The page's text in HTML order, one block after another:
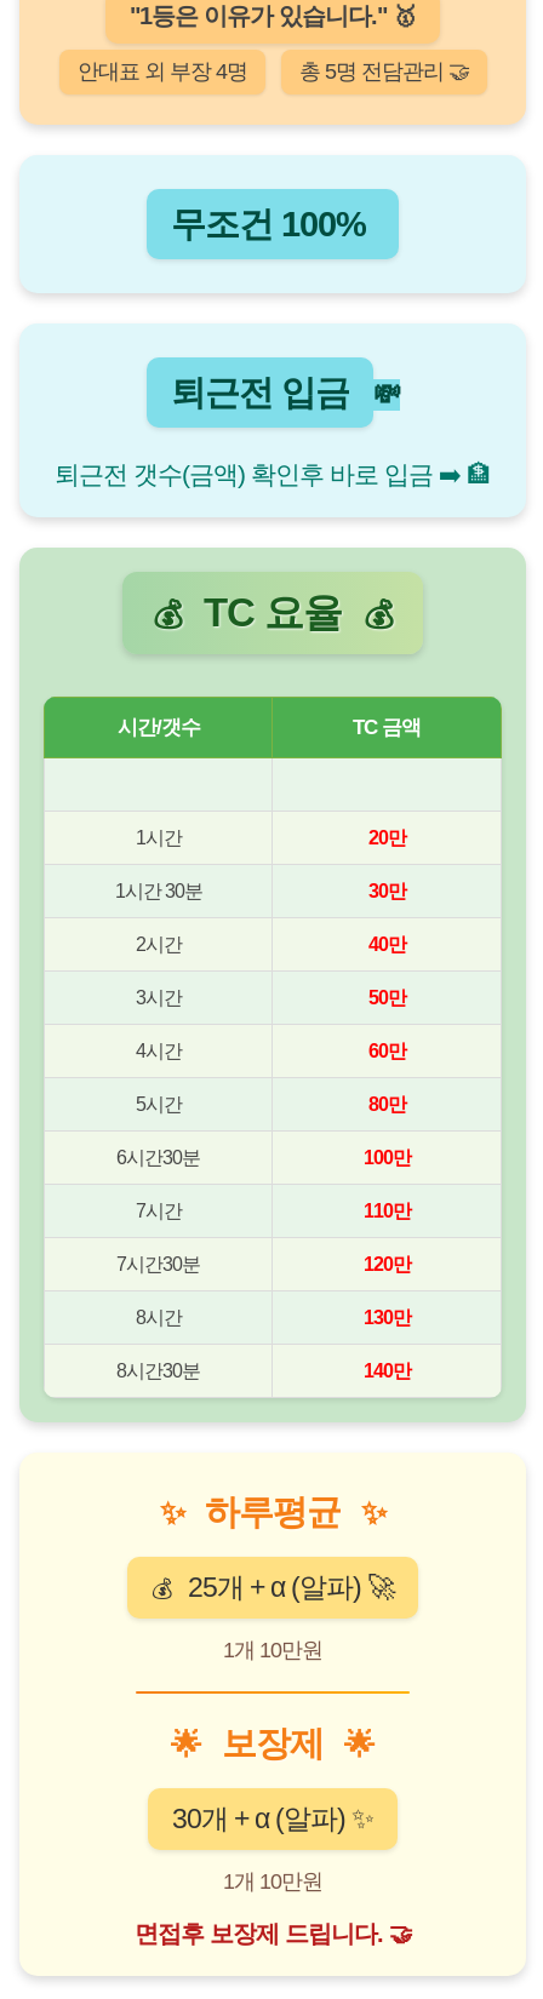
"1등은 이유가 있습니다." 🥇
안대표 외 부장 4명 총 5명 전담관리 🤝
무조건 100%
퇴근전 입금 💸
퇴근전 갯수(금액) 확인후 바로 입금 ➡️ 🏦
💰 TC 요율 💰
시간/갯수 TC 금액
1시간 20만
1시간 30분 30만
2시간 40만
3시간 50만
4시간 60만
5시간 80만
6시간30분 100만
7시간 110만
7시간30분 120만
8시간 130만
8시간30분 140만
✨ 하루평균 ✨
💰 25개 + α (알파) 🚀
1개 10만원
🌟 보장제 🌟
30개 + α (알파) ✨
1개 10만원
면접후 보장제 드립니다. 🤝